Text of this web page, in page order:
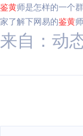
鉴黄师是怎样的一个
家了解下网易的鉴黄
来自：动